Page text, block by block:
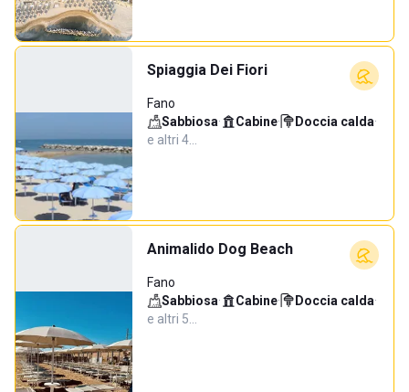
Spiaggia Dei Fiori
Fano
Sabbiosa· Cabine· Doccia calda·
e altri 4…
Animalido Dog Beach
Fano
Sabbiosa· Cabine· Doccia calda·
e altri 5…